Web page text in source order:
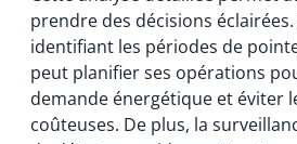
prendre des décisions
identifiant les périodes de
peut planifier ses opérations
demande énergétique et éviter
coûteuses. De plus, la